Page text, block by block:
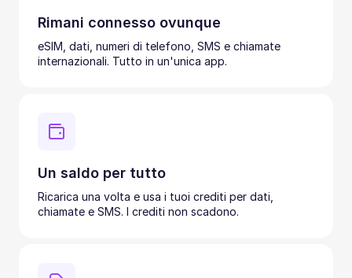
Rimani connesso ovunque
eSIM, dati, numeri di telefono, SMS e chiamate
internazionali. Tutto in un'unica app.
Un saldo per tutto
Ricarica una volta e usa i tuoi crediti per dati,
chiamate e SMS. I crediti non scadono.